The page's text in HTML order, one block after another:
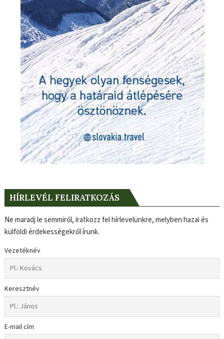
HÍRLEVÉL FELIRATKOZÁS
Ne maradj le semmiről, iratkozz fel hírlevelünkre, melyben hazai és
külföldi érdekességekről írunk.
Vezetéknév
Keresztnév
E-mail cím